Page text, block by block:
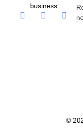
business
©